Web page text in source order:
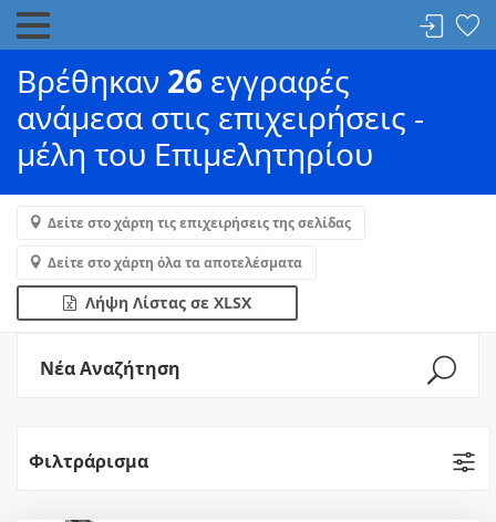
Βρέθηκαν 26 εγγραφές
ανάμεσα στις επιχειρήσεις -
μέλη του Επιμελητηρίου
Δείτε στο χάρτη τις επιχειρήσεις της σελίδας
Δείτε στο χάρτη όλα τα αποτελέσματα
Λήψη Λίστας σε XLSX
Νέα Αναζήτηση
Φιλτράρισμα